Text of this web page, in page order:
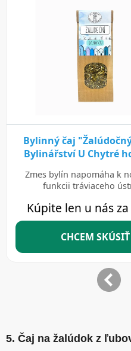
5. Čaj na žalúdok z